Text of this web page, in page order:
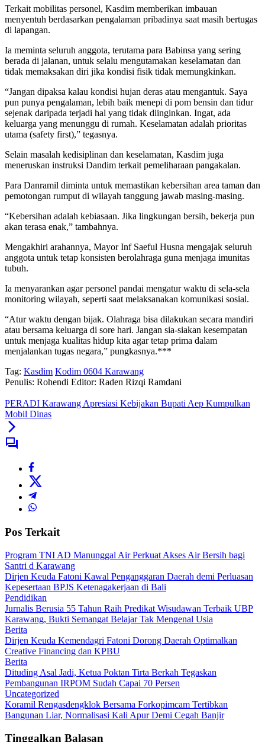
Terkait mobilitas personel, Kasdim memberikan imbauan
menyentuh berdasarkan pengalaman pribadinya saat masih bertugas
di lapangan.
Ia meminta seluruh anggota, terutama para Babinsa yang sering
berada di jalanan, untuk selalu mengutamakan keselamatan dan
tidak memaksakan diri jika kondisi fisik tidak memungkinkan.
“Jangan dipaksa kalau kondisi hujan deras atau mengantuk. Saya
pun punya pengalaman, lebih baik menepi di pom bensin dan tidur
sejenak daripada terjadi hal yang tidak diinginkan. Ingat, ada
keluarga yang menunggu di rumah. Keselamatan adalah prioritas
utama (safety first),” tegasnya.
Selain masalah kedisiplinan dan keselamatan, Kasdim juga
meneruskan instruksi Dandim terkait pemeliharaan pangakalan.
Para Danramil diminta untuk memastikan kebersihan area taman dan
pemotongan rumput di wilayah tanggung jawab masing-masing.
“Kebersihan adalah kebiasaan. Jika lingkungan bersih, bekerja pun
akan terasa enak,” tambahnya.
Mengakhiri arahannya, Mayor Inf Saeful Husna mengajak seluruh
anggota untuk tetap konsisten berolahraga guna menjaga imunitas
tubuh.
Ia menyarankan agar personel pandai mengatur waktu di sela-sela
monitoring wilayah, seperti saat melaksanakan komunikasi sosial.
“Atur waktu dengan bijak. Olahraga bisa dilakukan secara mandiri
atau bersama keluarga di sore hari. Jangan sia-siakan kesempatan
untuk menjaga kualitas hidup kita agar tetap prima dalam
menjalankan tugas negara,” pungkasnya.***
Tag: Kasdim Kodim 0604 Karawang
Penulis: Rohendi Editor: Raden Rizqi Ramdani
PERADI Karawang Apresiasi Kebijakan Bupati Aep Kumpulkan
Mobil Dinas
Pos Terkait
Program TNI AD Manunggal Air Perkuat Akses Air Bersih bagi
Santri d Karawang
Dirjen Keuda Fatoni Kawal Penganggaran Daerah demi Perluasan
Kepesertaan BPJS Ketenagakerjaan di Bali
Pendidikan
Jurnalis Berusia 55 Tahun Raih Predikat Wisudawan Terbaik UBP
Karawang, Bukti Semangat Belajar Tak Mengenal Usia
Berita
Dirjen Keuda Kemendagri Fatoni Dorong Daerah Optimalkan
Creative Financing dan KPBU
Berita
Dituding Asal Jadi, Ketua Poktan Tirta Berkah Tegaskan
Pembangunan IRPOM Sudah Capai 70 Persen
Uncategorized
Koramil Rengasdengklok Bersama Forkopimcam Tertibkan
Bangunan Liar, Normalisasi Kali Apur Demi Cegah Banjir
Tinggalkan Balasan